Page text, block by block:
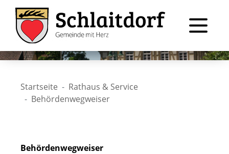
Startseite
Rathaus & Service
Behördenwegweiser
Behördenwegweiser